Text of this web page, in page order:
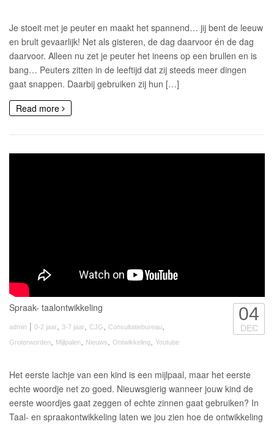
Je stoeit met je peuter en maakt het spannend… jij bent de leeuw
en brult gevaarlijk! Net als gisteren, de dag daarvoor én de dag
daarvoor. Alleen nu zet je peuter het ineens op een brullen en is
bang… Peuters zitten in de leeftijd dat zij steeds meer dingen
gaat snappen. Daarbij gebruiken zij hun […]
Read more
Spraak- taalontwikkeling
admin | 0-2 jaar, 3-7 jaar, CJG, Consultatiebureau,
Groterworden, Mijlpalen, Nieuws, Ontwikkeling, Youtube
04
DEC
Het eerste lachje van een kind is een mijlpaal, maar het eerste
echte woordje net zo goed. Nieuwsgierig wanneer jouw kind de
eerste woordjes gaat zeggen of echte zinnen gaat gebruiken? In
Taal- en spraakontwikkeling laten we jou zien hoe de ontwikkeling